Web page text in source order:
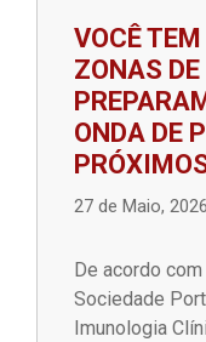
VOCÊ
ZONAS
ONDA DE
27 de Maio, 2026
De acordo
Sociedade
Imunologia